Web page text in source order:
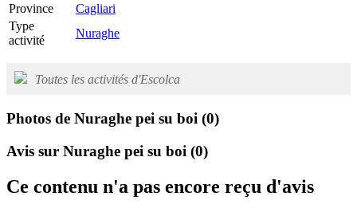
Province
Cagliari
Type
activité
Nuraghe
Toutes les activités d'Escolca
Photos de Nuraghe pei su boi (0)
Avis sur Nuraghe pei su boi (0)
Ce contenu n'a pas encore reçu d'avis